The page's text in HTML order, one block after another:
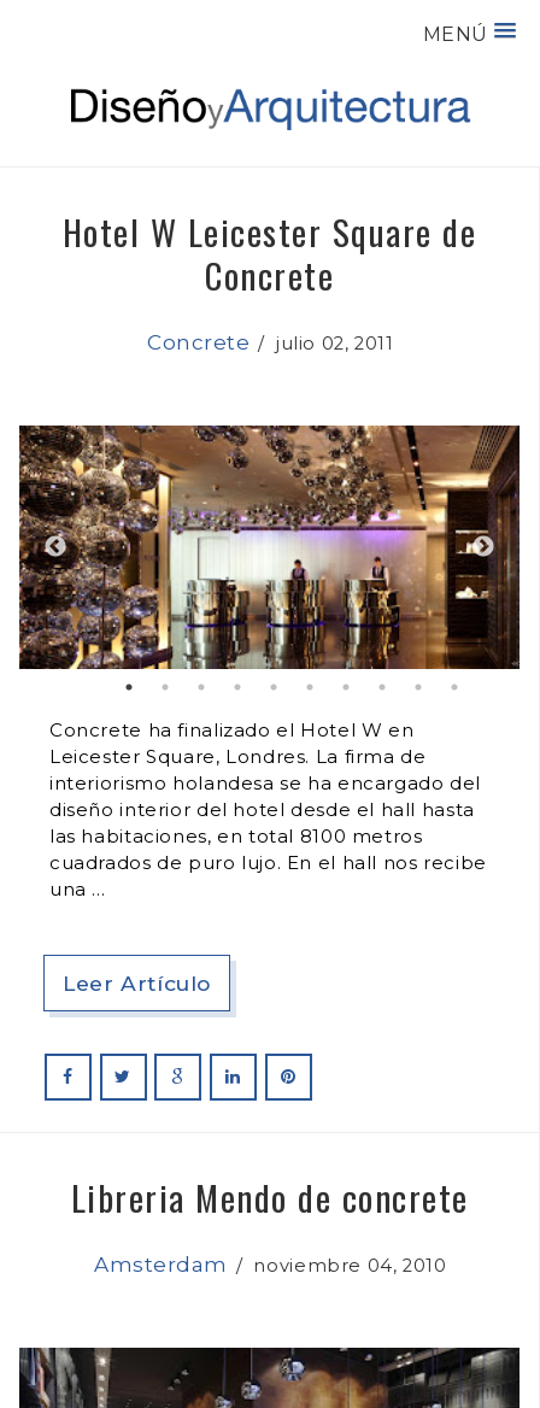
MENÚ
Hotel W Leicester Square de
Concrete
Concrete /julio 02, 2011
Concrete ha finalizado el Hotel W en
Leicester Square, Londres. La firma de
interiorismo holandesa se ha encargado del
diseño interior del hotel desde el hall hasta
las habitaciones, en total 8100 metros
cuadrados de puro lujo. En el hall nos recibe
una
Leer Artículo
Libreria Mendo de concrete
Amsterdam /noviembre 04, 2010